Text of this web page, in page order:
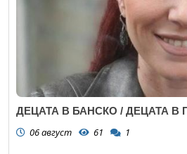
ДЕЦАТА В БАНСКО / ДЕЦАТА В
06 август 61 1